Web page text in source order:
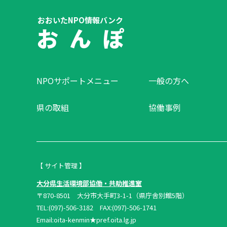
おおいたNPO情報バンク
お ん ぽ
NPOサポートメニュー 一般の方へ
県の取組 協働事例
【 サイト管理 】
大分県生活環境部協働・共助推進室
〒870-8501 大分市大手町3-1-1（県庁舎別館5階）
TEL:(097)-506-3182 FAX:(097)-506-1741
Email:oita-kenmin★pref.oita.lg.jp